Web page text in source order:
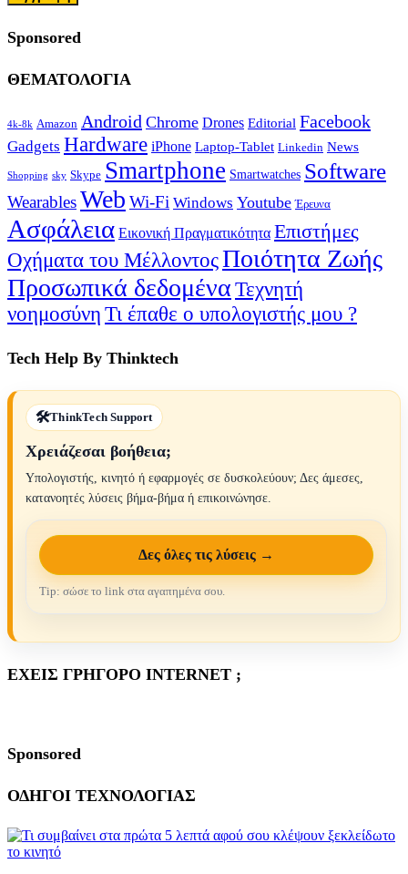
Sponsored
ΘΕΜΑΤΟΛΟΓΙΑ
4k-8k Amazon Android Chrome Drones Editorial Facebook
Gadgets Hardware iPhone Laptop-Tablet Linkedin News
Shopping sky Skype Smartphone Smartwatches Software
WearablesWeb Wi-Fi Windows Youtube Έρευνα
Ασφάλεια Εικονική Πραγματικότητα Επιστήμες
Οχήματα του ΜέλλοντοςΠοιότητα Ζωής
Προσωπικά δεδομένα Τεχνητή
νοημοσύνη Τι έπαθε ο υπολογιστής μου ?
Tech Help By Thinktech
ThinkTech Support
Χρειάζεσαι βοήθεια;
Υπολογιστής, κινητό ή εφαρμογές σε δυσκολεύουν; Δες άμεσες,
κατανοητές λύσεις βήμα-βήμα ή επικοινώνησε.
Δες όλες τις λύσεις →
Tip: σώσε το link στα αγαπημένα σου.
ΕΧΕΙΣ ΓΡΗΓΟΡΟ INTERNET ;
Sponsored
ΟΔΗΓΟΙ ΤΕΧΝΟΛΟΓΙΑΣ